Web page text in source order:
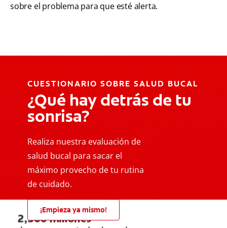
sobre el problema para que esté alerta.
CUESTIONARIO SOBRE SALUD BUCAL
¿Qué hay detrás de tu
sonrisa?
Realiza nuestra evaluación de
salud bucal para sacar el
máximo provecho de tu rutina
de cuidado.
¡Empieza ya mismo!